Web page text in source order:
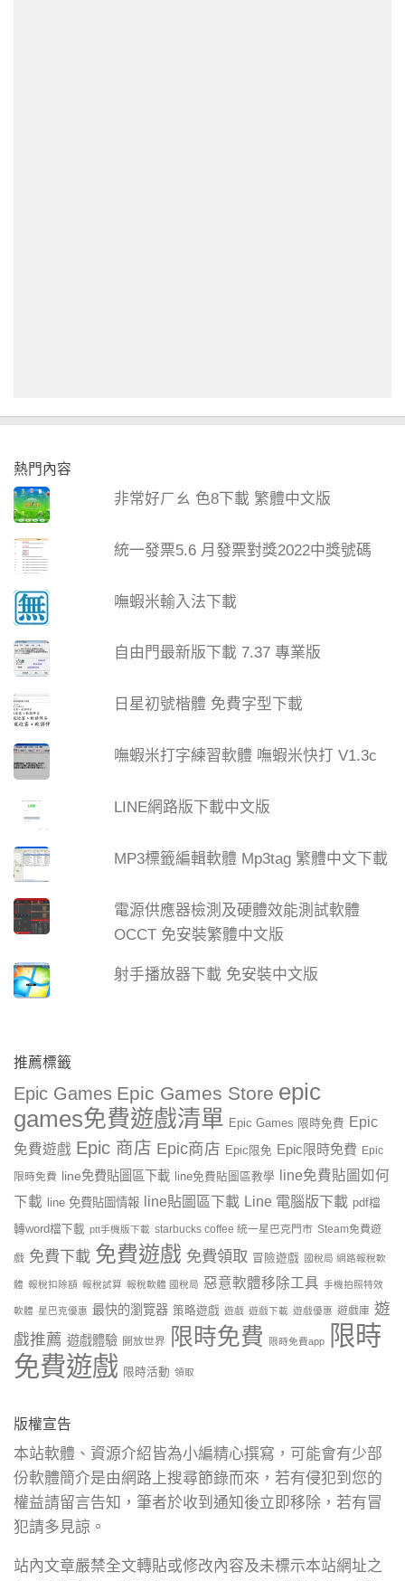
熱門內容
非常好ㄏㄠ 色8下載 繁體中文版
統一發票5.6 月發票對獎2022中獎號碼
嘸蝦米輸入法下載
自由門最新版下載 7.37 專業版
日星初號楷體 免費字型下載
嘸蝦米打字練習軟體 嘸蝦米快打 V1.3c
LINE網路版下載中文版
MP3標籤編輯軟體 Mp3tag 繁體中文下載
電源供應器檢測及硬體效能測試軟體
OCCT 免安裝繁體中文版
射手播放器下載 免安裝中文版
推薦標籤
Epic Games Epic Games Store epic
games免費遊戲清單 Epic Games 限時免費 Epic
免費遊戲 Epic 商店 Epic商店 Epic限免 Epic限時免費 Epic
限時免費 line免費貼圖區下載 line免費貼圖區教學
line免費貼圖如何
下載 line 免費貼圖情報 line貼圖區下載 Line 電腦版下載 pdf檔
轉word檔下載 ptt手機版下載 starbucks coffee 統一星巴克門市 Steam免費遊
戲 免費下載 免費遊戲 免費領取 冒險遊戲 國稅局 網路報稅軟
體 報稅扣除額 報稅試算 報稅軟體 國稅局 惡意軟體移除工具 手機拍照特效
軟體 星巴克優惠 最快的瀏覽器 策略遊戲 遊戲 遊戲下載 遊戲優惠 遊戲庫 遊
戲推薦 遊戲體驗 開放世界 限時免費 限時免費app
限時
免費遊戲 限時活動 領取
版權宣告
本站軟體、資源介紹皆為小編精心撰寫，可能會有少部
份軟體簡介是由網路上搜尋節錄而來，若有侵犯到您的
權益請留言告知，筆者於收到通知後立即移除，若有冒
犯請多見諒。
站內文章嚴禁全文轉貼或修改內容及未標示本站網址之